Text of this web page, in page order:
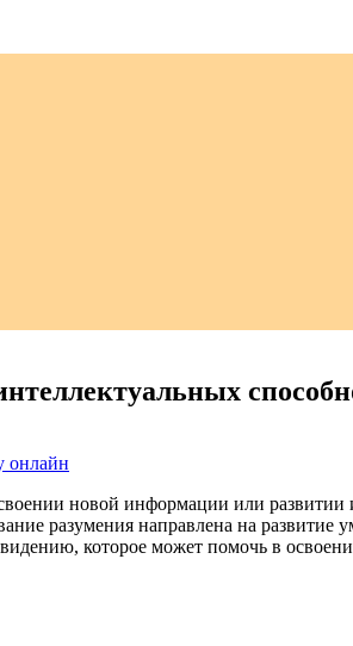
новой информации или
разумения направлена на развитие
которое может помочь в